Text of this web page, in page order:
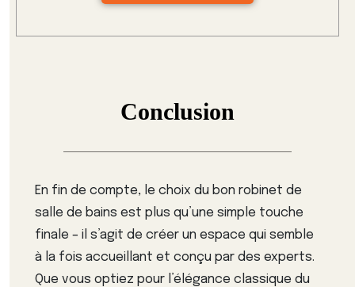
Conclusion
En fin de compte, le choix du bon robinet de
salle de bains est plus qu’une simple touche
finale – il s’agit de créer un espace qui semble
à la fois accueillant et conçu par des experts.
Que vous optiez pour l’élégance classique du